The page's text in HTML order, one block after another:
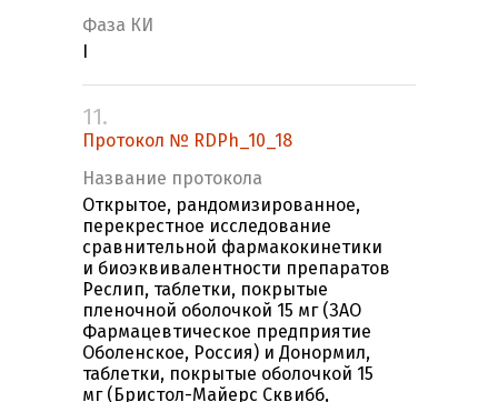
Фаза КИ
11.
Протокол № RDPh_10_18
Название протокола
Открытое, рандомизированное,
перекрестное исследование
сравнительной фармакокинетики
и биоэквивалентности препаратов
Реслип, таблетки, покрытые
пленочной оболочкой 15 мг (ЗАО
Фармацевтическое предприятие
Оболенское, Россия) и Донормил,
таблетки, покрытые оболочкой 15
мг (Бристол-Майерс Сквибб,